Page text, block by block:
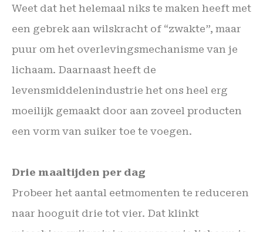
Weet dat het helemaal niks te maken heeft met
een gebrek aan wilskracht of “zwakte”, maar
puur om het overlevingsmechanisme van je
lichaam. Daarnaast heeft de
levensmiddelenindustrie het ons heel erg
moeilijk gemaakt door aan zoveel producten
een vorm van suiker toe te voegen.
Drie maaltijden per dag
Probeer het aantal eetmomenten te reduceren
naar hooguit drie tot vier. Dat klinkt